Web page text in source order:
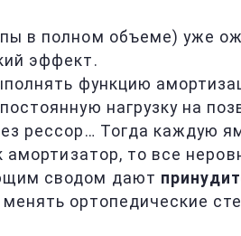
в полном объеме) уже
эффект.
функцию
нагрузку на
рессор… Тогда каждую
то все
сводом дают
ортопедические